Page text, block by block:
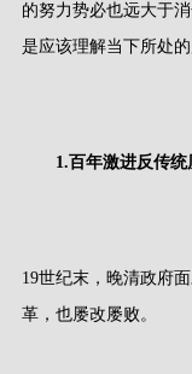
的努力势必也远大于
是应该理解当下所处
1.百年激进反传统
19世纪末，晚清政府
革，也屡改屡败。